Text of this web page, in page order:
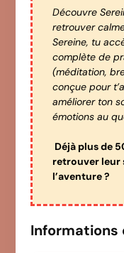
Découvre
retrouver
Sereine, tu
complète de
(méditation,
conçue pour
améliorer ton
émotions au
Déjà plus de
retrouver leur
l’aventure ?
Informations